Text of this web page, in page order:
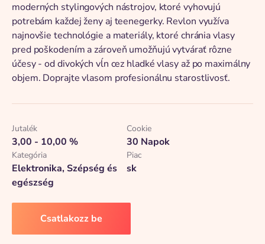
moderných stylingových nástrojov, ktoré vyhovujú
potrebám každej ženy aj teenegerky. Revlon využíva
najnovšie technológie a materiály, ktoré chránia vlasy
pred poškodením a zároveň umožňujú vytvárať rôzne
účesy - od divokých vĺn cez hladké vlasy až po maximálny
objem. Doprajte vlasom profesionálnu starostlivosť.
Jutalék
3,00 - 10,00 %
Cookie
30 Napok
Kategória
Elektronika, Szépség és
egészség
Piac
sk
Csatlakozz be